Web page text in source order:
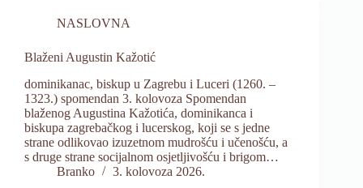
NASLOVNA
Blaženi Augustin Kažotić
dominikanac, biskup u Zagrebu i Luceri (1260. –
1323.) spomendan 3. kolovoza Spomendan
blaženog Augustina Kažotića, dominikanca i
biskupa zagrebačkog i lucerskog, koji se s jedne
strane odlikovao izuzetnom mudrošću i učenošću, a
s druge strane socijalnom osjetljivošću i brigom…
Branko
3. kolovoza 2026.